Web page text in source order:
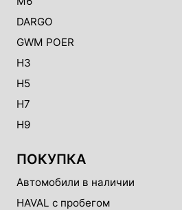
DARGO
GWM POER
H3
H5
H7
H9
ПОКУПКА
Автомобили в наличии
HAVAL с пробегом